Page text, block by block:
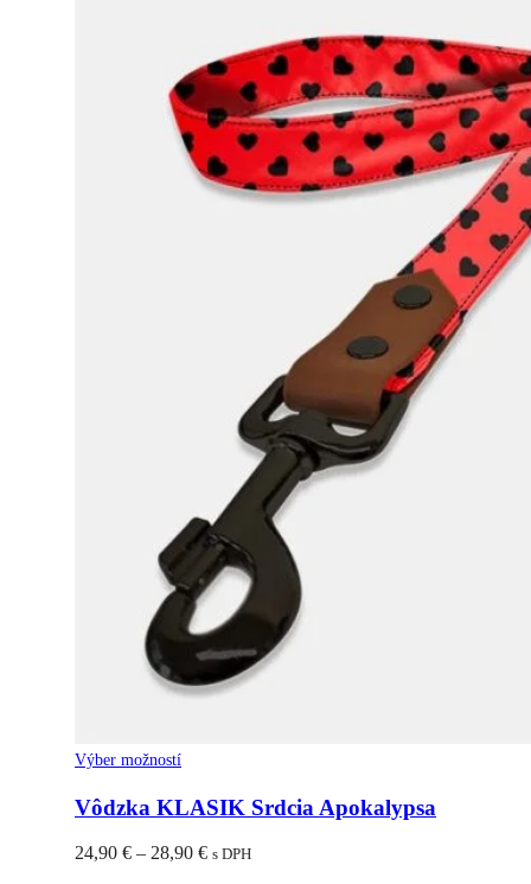
Výber možnostíTento
má
viacero
variantov.
Možnosti
Vôdzka KLASIK Srdcia Apokalypsa
24,90 € – 28,90 €Price
s DPH